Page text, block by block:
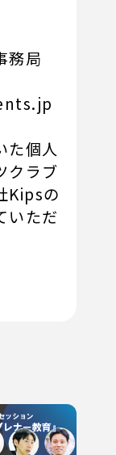
務局
た個人
クラブ
Kipsの
いただ